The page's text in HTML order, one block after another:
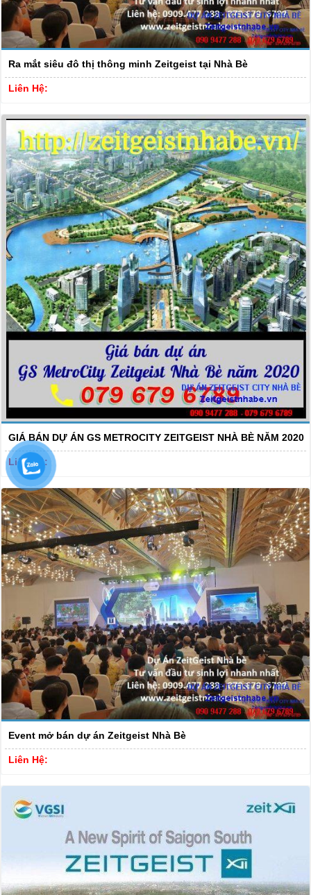
Ra mắt siêu đô thị thông minh Zeitgeist tại Nhà Bè
Liên Hệ:
GIÁ BÁN DỰ ÁN GS METROCITY ZEITGEIST NHÀ BÈ NĂM 2020
Liên Hệ:
Event mở bán dự án Zeitgeist Nhà Bè
Liên Hệ: